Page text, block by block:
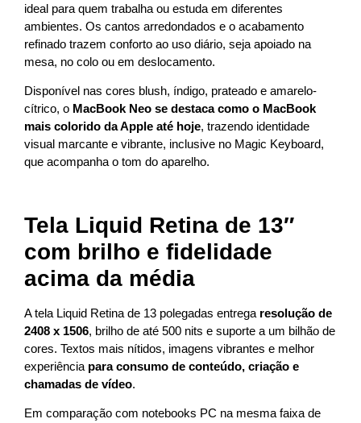
ideal para quem trabalha ou estuda em diferentes
ambientes. Os cantos arredondados e o acabamento
refinado trazem conforto ao uso diário, seja apoiado na
mesa, no colo ou em deslocamento.
Disponível nas cores blush, índigo, prateado e amarelo-
cítrico, o MacBook Neo se destaca como o MacBook
mais colorido da Apple até hoje, trazendo identidade
visual marcante e vibrante, inclusive no Magic Keyboard,
que acompanha o tom do aparelho.
Tela Liquid Retina de 13″
com brilho e fidelidade
acima da média
A tela Liquid Retina de 13 polegadas entrega resolução de
2408 x 1506, brilho de até 500 nits e suporte a um bilhão de
cores. Textos mais nítidos, imagens vibrantes e melhor
experiência para consumo de conteúdo, criação e
chamadas de vídeo.
Em comparação com notebooks PC na mesma faixa de